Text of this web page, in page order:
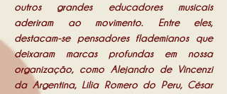
outros grandes educadores musicais
aderiram ao movimento. Entre eles,
destacam-se pensadores flademianos que
deixaram marcas profundas em nossa
organização, como Alejandro de Vincenzi
da Argentina, Lilia Romero do Peru, César